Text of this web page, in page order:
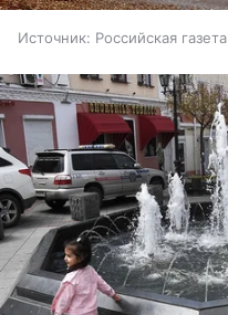
Источник: Российская газета